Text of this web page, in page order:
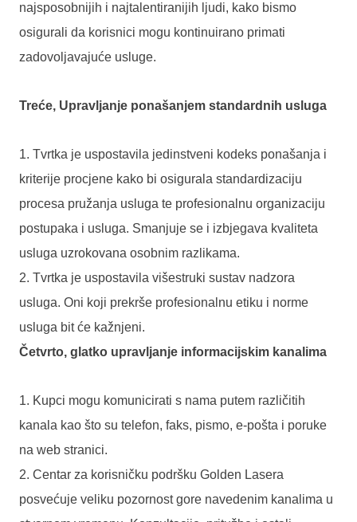
najsposobnijih i najtalentiranijih ljudi, kako bismo
osigurali da korisnici mogu kontinuirano primati
zadovoljavajuće usluge.
Treće, Upravljanje ponašanjem standardnih usluga
1. Tvrtka je uspostavila jedinstveni kodeks ponašanja i
kriterije procjene kako bi osigurala standardizaciju
procesa pružanja usluga te profesionalnu organizaciju
postupaka i usluga. Smanjuje se i izbjegava kvaliteta
usluga uzrokovana osobnim razlikama.
2. Tvrtka je uspostavila višestruki sustav nadzora
usluga. Oni koji prekrše profesionalnu etiku i norme
usluga bit će kažnjeni.
Četvrto, glatko upravljanje informacijskim kanalima
1. Kupci mogu komunicirati s nama putem različitih
kanala kao što su telefon, faks, pismo, e-pošta i poruke
na web stranici.
2. Centar za korisničku podršku Golden Lasera
posvećuje veliku pozornost gore navedenim kanalima u